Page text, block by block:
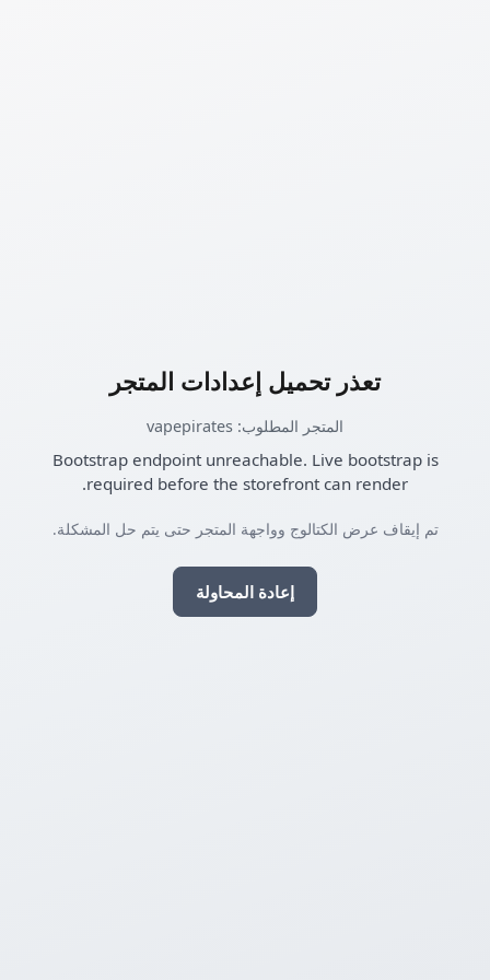
تعذر تحميل إعدادات المتجر
المتجر المطلوب: vapepirates
Bootstrap endpoint unreachable. Live bootstrap is
required before the storefront can render.
تم إيقاف عرض الكتالوج وواجهة المتجر حتى يتم حل المشكلة.
إعادة المحاولة